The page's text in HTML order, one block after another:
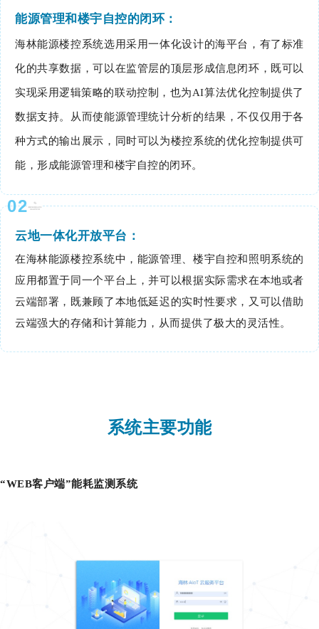
能源管理和楼宇自控的闭环：
海林能源楼控系统选用采用一体化设计的海平台，有了标准
化的共享数据，可以在监管层的顶层形成信息闭环，既可以
实现采用逻辑策略的联动控制，也为AI算法优化控制提供了
数据支持。从而使能源管理统计分析的结果，不仅仅用于各
种方式的输出展示，同时可以为楼控系统的优化控制提供可
能，形成能源管理和楼宇自控的闭环。
02
云地一体化开放平台：
在海林能源楼控系统中，能源管理、楼宇自控和照明系统的
应用都置于同一个平台上，并可以根据实际需求在本地或者
云端部署，既兼顾了本地低延迟的实时性要求，又可以借助
云端强大的存储和计算能力，从而提供了极大的灵活性。
系统主要功能
“WEB客户端”能耗监测系统